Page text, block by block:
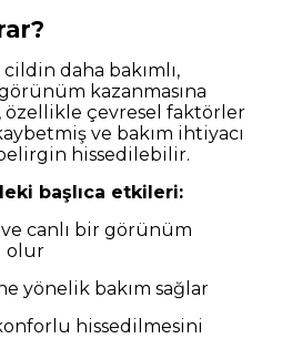
daha bakımlı,
kazanmasına
özellikle çevresel faktörler
ve bakım ihtiyacı
hissedilebilir.
başlıca etkileri:
canlı bir görünüm
olur
yönelik bakım sağlar
hissedilmesini